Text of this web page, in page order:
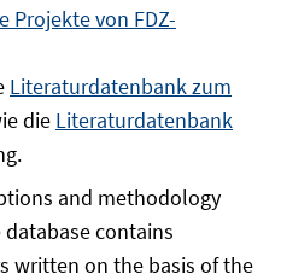
Projekte von FDZ-
Literaturdatenbank zum
die Literaturdatenbank
and methodology
contains
written on the basis of the